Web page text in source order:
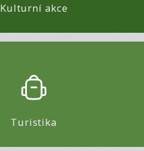
Kulturní akce
Turistika